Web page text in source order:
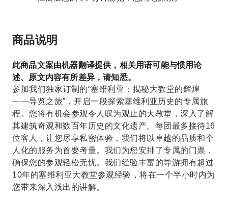
商品说明
此商品文案由机器翻译提供，相关用语可能与惯用论
述、原文内容有所差异，请知悉。
参加我们独家订制的“塞维利亚：揭秘大教堂的辉煌
——导览之旅”，开启一段探索塞维利亚历史的专属旅
程。您将有机会参观令人叹为观止的大教堂，深入了解
其建筑奇观和数百年历史的文化遗产。每团最多接待16
位客人，让您尽享私密体验，我们将以卓越的品质和个
人化的服务为首要考量。我们为您安排了专属的门票，
确保您的参观轻松无忧。我们经验丰富的导游拥有超过
10年的塞维利亚大教堂参观经验，将在一个半小时​​内为
您带来深入浅出的讲解。